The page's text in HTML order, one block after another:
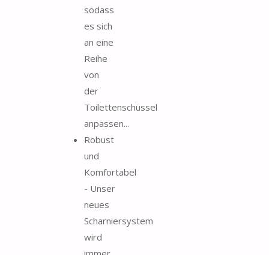
sodass
es sich
an eine
Reihe
von
der
Toilettenschüssel
anpassen...
Robust
und
Komfortabel
- Unser
neues
Scharniersystem
wird